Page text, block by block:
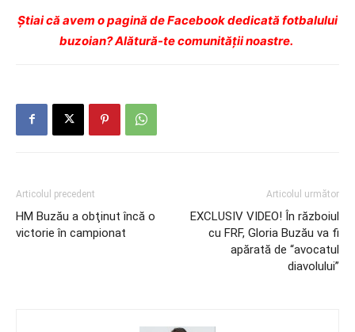
Ştiai că avem o pagină de Facebook dedicată fotbalului
buzoian? Alătură-te comunității noastre.
Articolul precedent
HM Buzău a obţinut încă o
victorie în campionat
Articolul următor
EXCLUSIV VIDEO! În războiul
cu FRF, Gloria Buzău va fi
apărată de “avocatul
diavolului”